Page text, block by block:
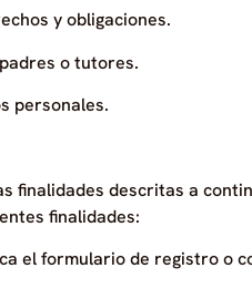
y obligaciones.
o tutores.
personales.
finalidades descritas a
finalidades:
el formulario de registro o